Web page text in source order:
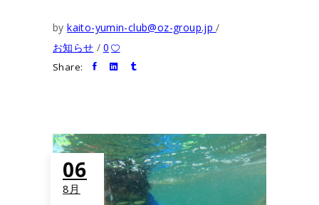
bykaito-yumin-club@oz-group.jp
お知らせ
0
Share:
06
8月